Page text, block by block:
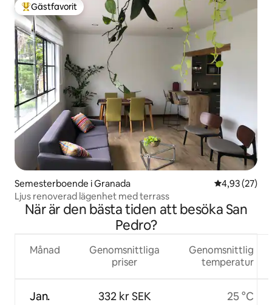
Populär gästfavorit
Gästfavorit
Semesterboende i Granada 4,93 av 5 i
4,93 (27)
Ljus renoverad lägenhet med terrass
När är den bästa tiden att besöka San
Pedro?
Månad
Jan.
Genomsnittliga
priser
332 kr SEK
Genomsnittlig
temperatur
25 °C